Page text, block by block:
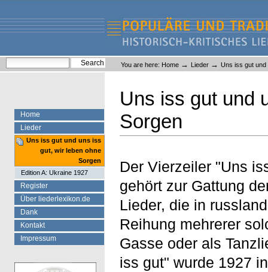
content.
navigation
Liederlexikon
Personal
tools
You are here: Home → Lieder → Uns iss gut und
Uns iss gut und
Sorgen
Der Vierzeiler "Uns
gehört zur Gattung
Lieder, die in
Reihung mehrerer
Gasse oder als
iss gut" wurde 1927
Home
Lieder
Uns iss gut und uns iss
gut, wir leben ohne
Sorgen
Edition A: Ukraine 1927
Register
Über liederlexikon.de
Dank
Kontakt
Impressum